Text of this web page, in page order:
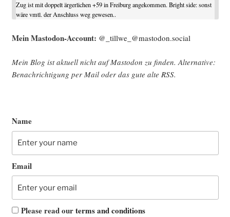
Zug ist mit doppelt ärgerlichen +59 in Freiburg angekommen. Bright side: sonst
wäre vmtl. der Anschluss weg gewesen..
Mein Mast­o­don-Account: @_tillwe_@mastodon.social
Mein Blog ist aktu­ell nicht auf Mast­o­don zu fin­den. Alter­na­ti­ve:
Benach­rich­ti­gung per Mail oder das gute alte RSS.
Name
Email
Please read ourterms and conditions